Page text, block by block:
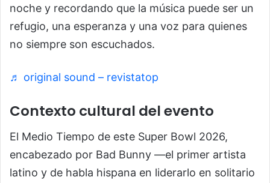
noche y recordando que la música puede ser un
refugio, una esperanza y una voz para quienes
no siempre son escuchados.
♬ original sound – revistatop
Contexto cultural del evento
El Medio Tiempo de este Super Bowl 2026,
encabezado por Bad Bunny —el primer artista
latino y de habla hispana en liderarlo en solitario